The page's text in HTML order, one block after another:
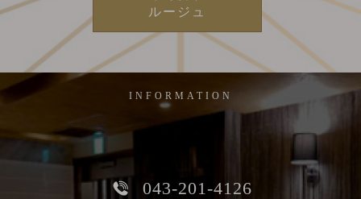
ルージュ
INFORMATION
043-201-4126